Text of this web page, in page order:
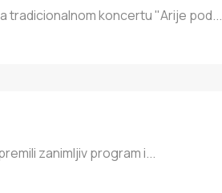
tradicionalnom koncertu "Arije pod...
zanimljiv program i...